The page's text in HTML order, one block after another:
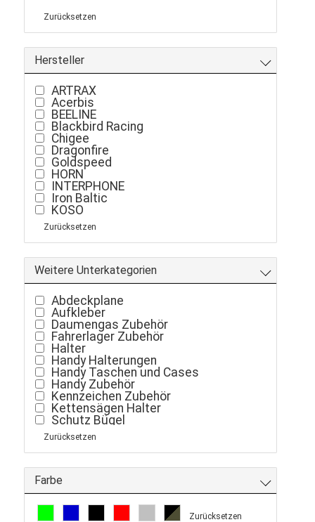
Zurücksetzen
Hersteller
ARTRAX
Acerbis
BEELINE
Blackbird Racing
Chigee
Dragonfire
Goldspeed
HORN
INTERPHONE
Iron Baltic
KOSO
Kolpin
Kolpin DirtWorks
LQ-Racing
LQ-Racing
Mikuni
OXFORD
Polisport
QUAD LOCK
Risk Racing
SEGWAY
Shin Yo
Speeds
TGB
XRW
Zurücksetzen
Weitere Unterkategorien
Abdeckplane
Aufkleber
Daumengas Zubehör
Fahrerlager Zubehör
Halter
Handy Halterungen
Handy Taschen und Cases
Handy Zubehör
Kennzeichen Zubehör
Kettensägen Halter
Schutz Bügel
Sicherheits Netze
Sitz
Sitzbezug
Sitzgurt
Sonstige
Spiegel
Tankdeckel
Zurücksetzen
Farbe
Zurücksetzen